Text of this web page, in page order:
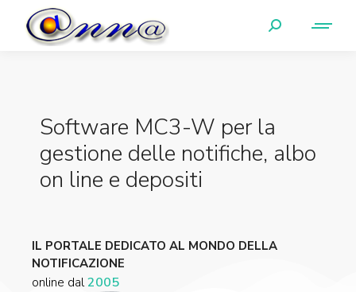
Software MC3-W per la
gestione delle notifiche, albo
on line e depositi
IL PORTALE DEDICATO AL MONDO DELLA
NOTIFICAZIONE
online dal2005